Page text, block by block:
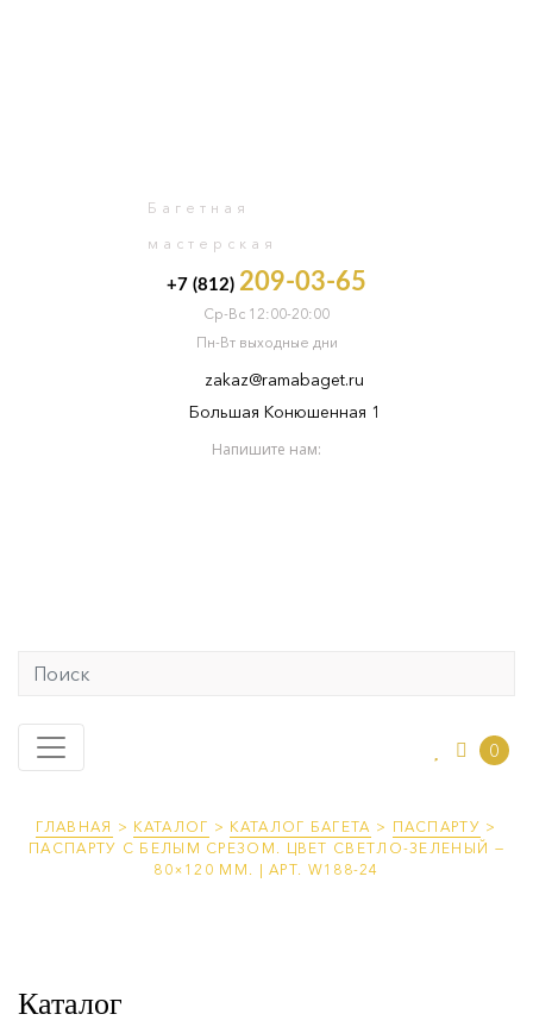
Багетная
мастерская
+7 (812) 209-03-65
Ср-Вс 12:00-20:00
Пн-Вт выходные дни
zakaz@ramabaget.ru
Большая Конюшенная 1
Напишите нам:
0
ГЛАВНАЯ > КАТАЛОГ > КАТАЛОГ БАГЕТА > ПАСПАРТУ >
ПАСПАРТУ С БЕЛЫМ СРЕЗОМ. ЦВЕТ СВЕТЛО-ЗЕЛЕНЫЙ —
80×120 ММ. | АРТ. W188-24
Каталог